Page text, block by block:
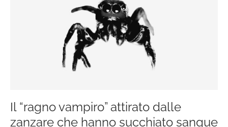
Il “ragno vampiro” attirato dalle
zanzare che hanno succhiato sangue
umano